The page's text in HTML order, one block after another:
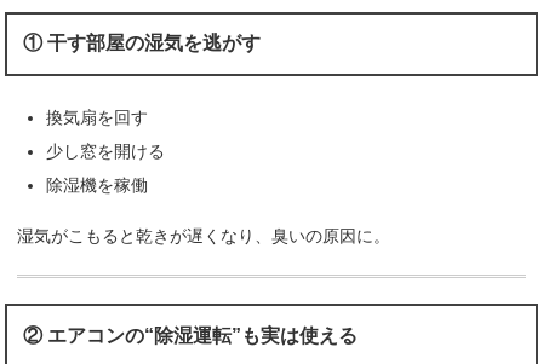
① 干す部屋の湿気を逃がす
換気扇を回す
少し窓を開ける
除湿機を稼働
湿気がこもると乾きが遅くなり、臭いの原因に。
② エアコンの“除湿運転”も実は使える